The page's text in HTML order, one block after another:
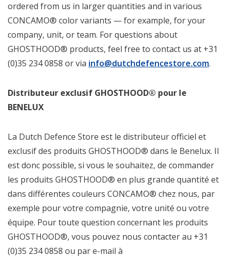
ordered from us in larger quantities and in various
CONCAMO® color variants — for example, for your
company, unit, or team. For questions about
GHOSTHOOD® products, feel free to contact us at +31
(0)35 234 0858 or via info@dutchdefencestore.com.
Distributeur exclusif GHOSTHOOD® pour le
BENELUX
La Dutch Defence Store est le distributeur officiel et
exclusif des produits GHOSTHOOD® dans le Benelux. Il
est donc possible, si vous le souhaitez, de commander
les produits GHOSTHOOD® en plus grande quantité et
dans différentes couleurs CONCAMO® chez nous, par
exemple pour votre compagnie, votre unité ou votre
équipe. Pour toute question concernant les produits
GHOSTHOOD®, vous pouvez nous contacter au +31
(0)35 234 0858 ou par e-mail à